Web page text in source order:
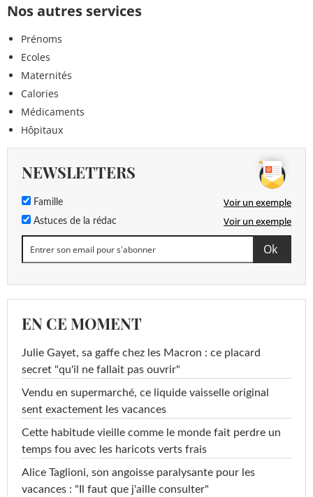
Nos autres services
Prénoms
Ecoles
Maternités
Calories
Médicaments
Hôpitaux
NEWSLETTERS
Famille Voir un exemple
Astuces de la rédac Voir un exemple
EN CE MOMENT
Julie Gayet, sa gaffe chez les Macron : ce placard
secret "qu'il ne fallait pas ouvrir"
Vendu en supermarché, ce liquide vaisselle original
sent exactement les vacances
Cette habitude vieille comme le monde fait perdre un
temps fou avec les haricots verts frais
Alice Taglioni, son angoisse paralysante pour les
vacances : "Il faut que j'aille consulter"